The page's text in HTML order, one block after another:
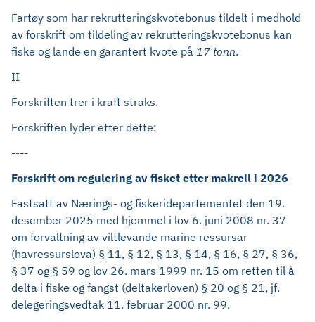
Fartøy som har rekrutteringskvotebonus tildelt i medhold
av forskrift om tildeling av rekrutteringskvotebonus kan
fiske og lande en garantert kvote på 17 tonn.
II
Forskriften trer i kraft straks.
Forskriften lyder etter dette:
----
Forskrift om regulering av fisket etter makrell i 2026
Fastsatt av Nærings- og fiskeridepartementet den 19.
desember 2025 med hjemmel i lov 6. juni 2008 nr. 37
om forvaltning av viltlevande marine ressursar
(havressurslova) § 11, § 12, § 13, § 14, § 16, § 27, § 36,
§ 37 og § 59 og lov 26. mars 1999 nr. 15 om retten til å
delta i fiske og fangst (deltakerloven) § 20 og § 21, jf.
delegeringsvedtak 11. februar 2000 nr. 99.